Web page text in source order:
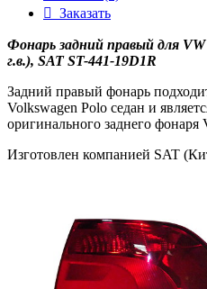
Заказать
Фонарь задний правый для VW
г.в.), SAT ST-441-19D1R
Задний правый фонарь
Volkswagen Polo седан и
оригинального заднего
Изготовлен компанией SAT